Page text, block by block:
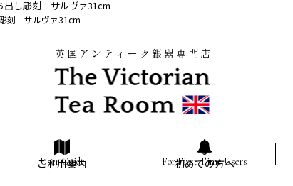
出し彫刻 サルヴァ31cm
刻 サルヴァ31cm
英国アンティーク銀器専門店
ご利用案内 初めての方へ